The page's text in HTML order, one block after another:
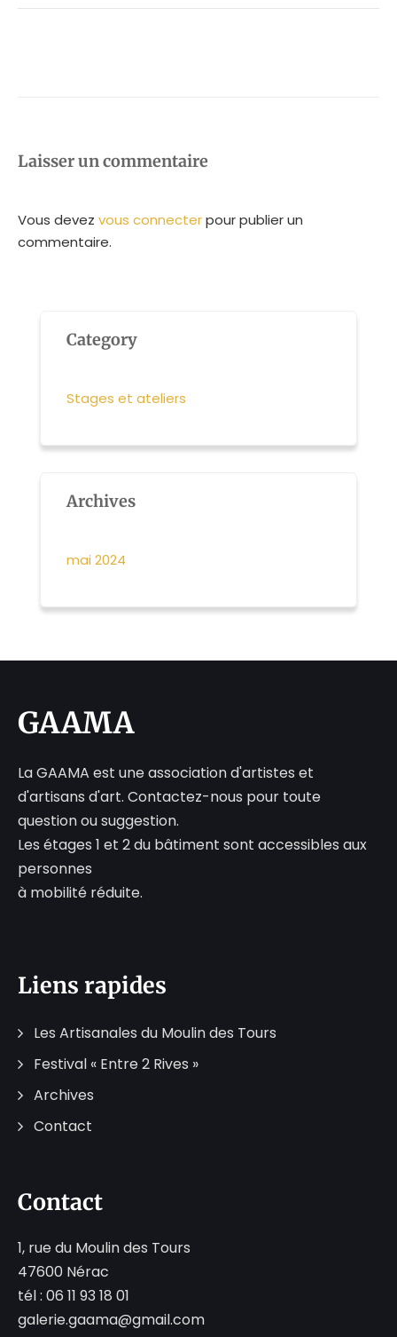
Laisser un commentaire
Vous devez vous connecterpour publier un
commentaire.
Category
Stages et ateliers
Archives
mai 2024
GAAMA
La GAAMA est une association d'artistes et
d'artisans d'art. Contactez-nous pour toute
question ou suggestion.
Les étages 1 et 2 du bâtiment sont accessibles aux
personnes
à mobilité réduite.
Liens rapides
Les Artisanales du Moulin des Tours
Festival « Entre 2 Rives »
Archives
Contact
Contact
1, rue du Moulin des Tours
47600 Nérac
tél : 06 11 93 18 01
galerie.gaama@gmail.com